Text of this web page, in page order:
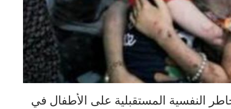
النفسية المستقبلية على الأطفال في